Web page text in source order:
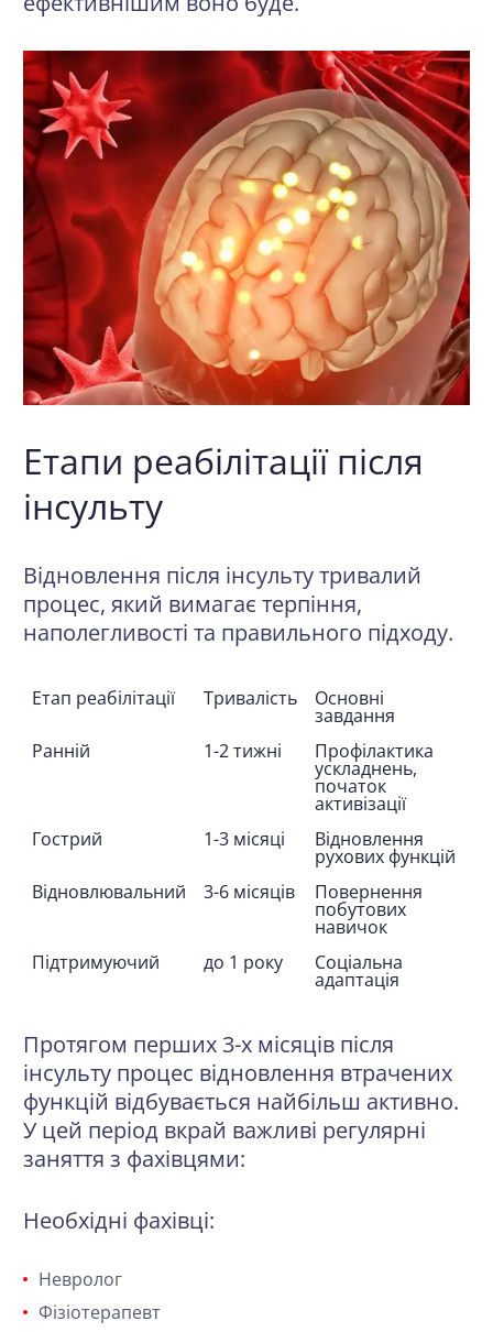
Етапи реабілітації після
інсульту
Відновлення після інсультутривалий
процес, який вимагає терпіння,
наполегливості та правильного підходу.
Етап реабілітації Тривалість Основні
завдання
Ранній
1-2 тижні Профілактика
ускладнень,
початок
активізації
Гострий
1-3 місяці Відновлення
рухових функцій
Відновлювальний
3-6 місяців Повернення
побутових
навичок
Підтримуючий
до 1 року Соціальна
адаптація
Протягом перших 3-х місяців після
інсульту процес відновлення втрачених
функцій відбувається найбільш активно.
У цей період вкрай важливі регулярні
заняття з фахівцями:
Необхідні фахівці:
Невролог
Фізіотерапевт